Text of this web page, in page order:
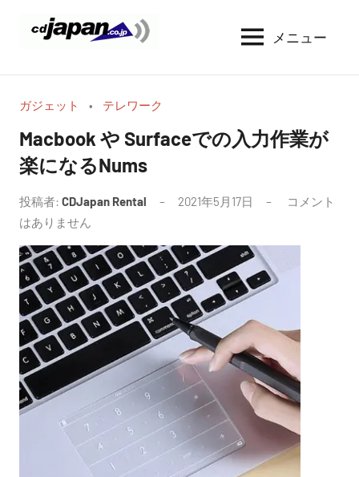
ン
CDJapan
Rental
レ
ル
情
考
メニュー
ガジェット テレワーク
Macbook や Surfaceでの入力作業が
楽になるNums
投稿者: CDJapan Rental 2021年5月17日
コメント
はありません